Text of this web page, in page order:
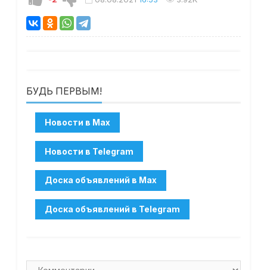
БУДЬ ПЕРВЫМ!